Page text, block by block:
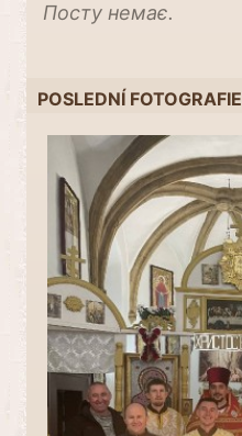
Посту немає.
POSLEDNÍ FOTOGRAFIE